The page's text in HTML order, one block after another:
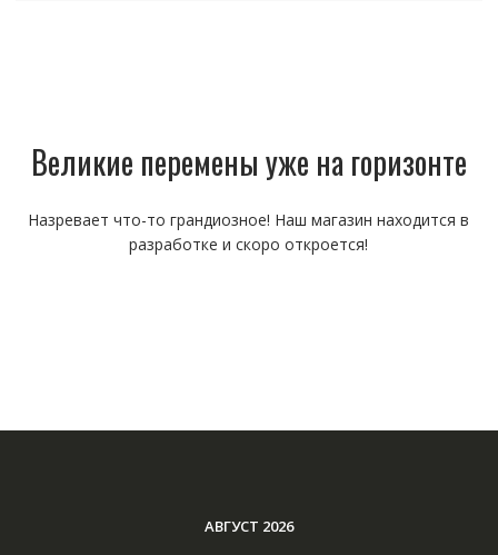
Великие перемены уже на горизонте
Назревает что-то грандиозное! Наш магазин находится в
разработке и скоро откроется!
АВГУСТ 2026